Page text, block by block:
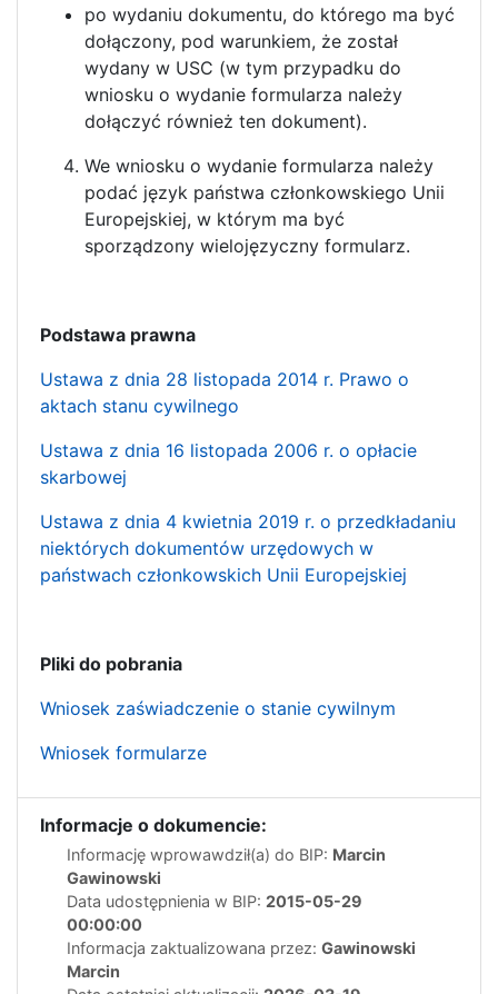
po wydaniu dokumentu, do którego ma być
dołączony, pod warunkiem, że został
wydany w USC (w tym przypadku do
wniosku o wydanie formularza należy
dołączyć również ten dokument).
We wniosku o wydanie formularza należy
podać język państwa członkowskiego Unii
Europejskiej, w którym ma być
sporządzony wielojęzyczny formularz.
Podstawa prawna
Ustawa z dnia 28 listopada 2014 r. Prawo o
aktach stanu cywilnego
Ustawa z dnia 16 listopada 2006 r. o opłacie
skarbowej
Ustawa z dnia 4 kwietnia 2019 r. o przedkładaniu
niektórych dokumentów urzędowych w
państwach członkowskich Unii Europejskiej
Pliki do pobrania
Wniosek zaświadczenie o stanie cywilnym
Wniosek formularze
Informacje o dokumencie:
Informację wprowawdził(a) do BIP: Marcin
Gawinowski
Data udostępnienia w BIP: 2015-05-29
00:00:00
Informacja zaktualizowana przez: Gawinowski
Marcin